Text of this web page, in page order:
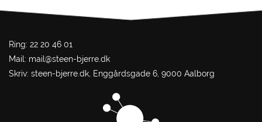
Ring: 22 20 46 01
Mail: mail@steen-bjerre.dk
Skriv: steen-bjerre.dk, Enggårdsgade 6, 9000 Aalborg